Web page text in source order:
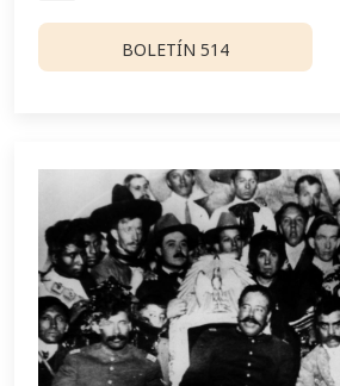
BOLETÍN 514